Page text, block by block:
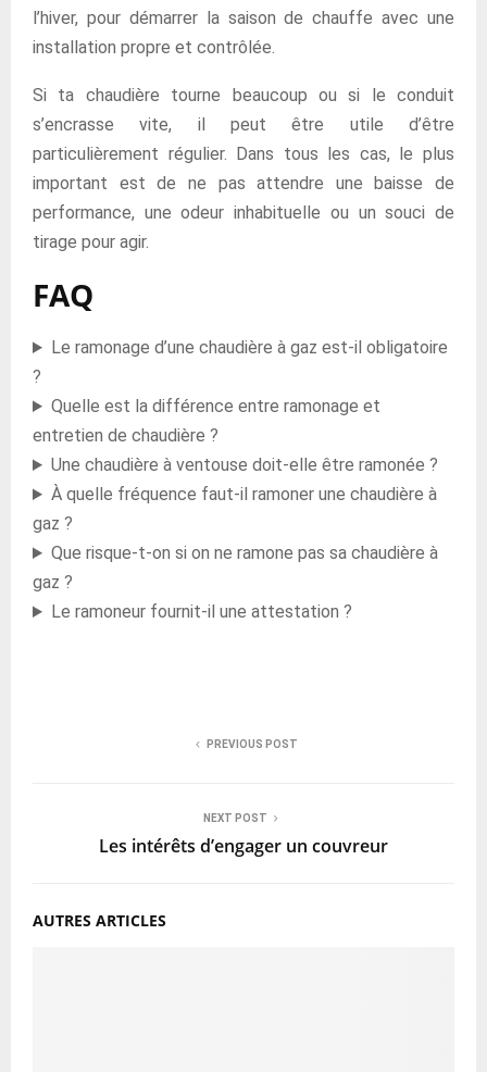
l’hiver, pour démarrer la saison de chauffe avec une
installation propre et contrôlée.
Si ta chaudière tourne beaucoup ou si le conduit
s’encrasse vite, il peut être utile d’être
particulièrement régulier. Dans tous les cas, le plus
important est de ne pas attendre une baisse de
performance, une odeur inhabituelle ou un souci de
tirage pour agir.
FAQ
Le ramonage d’une chaudière à gaz est-il obligatoire
?
Quelle est la différence entre ramonage et
entretien de chaudière ?
Une chaudière à ventouse doit-elle être ramonée ?
À quelle fréquence faut-il ramoner une chaudière à
gaz ?
Que risque-t-on si on ne ramone pas sa chaudière à
gaz ?
Le ramoneur fournit-il une attestation ?
PREVIOUS POST
NEXT POST
Les intérêts d’engager un couvreur
AUTRES ARTICLES